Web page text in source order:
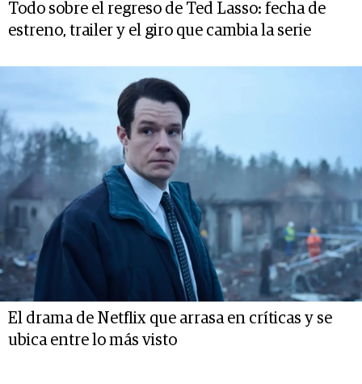
Todo sobre el regreso de Ted Lasso: fecha de
estreno, trailer y el giro que cambia la serie
El drama de Netflix que arrasa en críticas y se
ubica entre lo más visto